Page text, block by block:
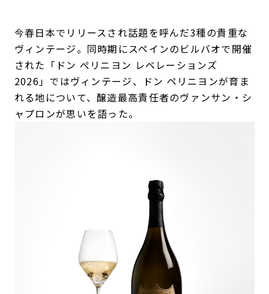
今春日本でリリースされ話題を呼んだ3種の貴重な
ヴィンテージ。同時期にスペインのビルバオで開催
された「ドン ぺリニヨン レベレーションズ
2026」ではヴィンテージ、ドン ペリニヨンが育ま
れる地について、醸造最高責任者のヴァンサン・シ
ャプロンが思いを語った。